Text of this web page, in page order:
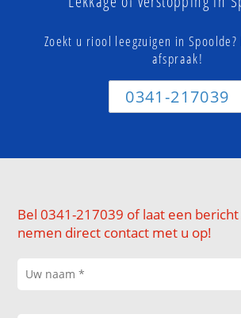
Zoekt u riool leegzuigen in
afspraak!
0341-217039
Bel 0341-217039 of laat een
nemen direct contact met u op!